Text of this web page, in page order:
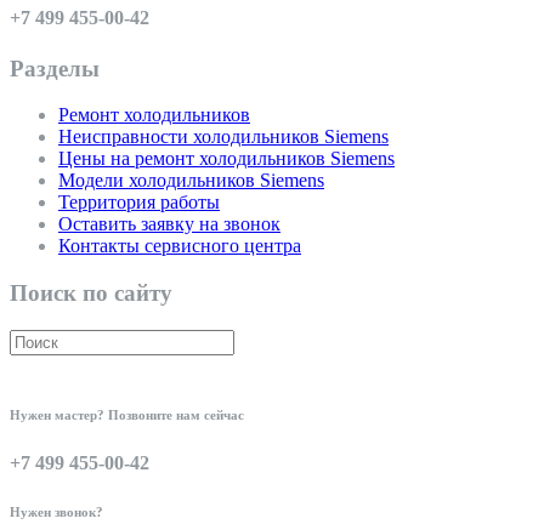
+7 499 455-00-42
Разделы
Ремонт холодильников
Неисправности холодильников Siemens
Цены на ремонт холодильников Siemens
Модели холодильников Siemens
Территория работы
Оставить заявку на звонок
Контакты сервисного центра
Поиск по сайту
Нужен мастер? Позвоните нам сейчас
+7 499 455-00-42
Нужен звонок?